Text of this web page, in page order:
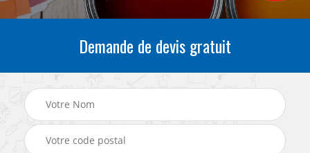
Demande de devis gratuit